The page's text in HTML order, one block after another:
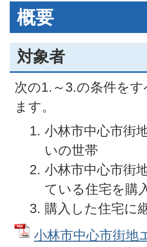
概要
対象者
次の1.～3.の条件を
ます。
小林市中心市街
いの世帯
小林市中心市街
ている住宅を購
購入した住宅に
小林市中心市街地